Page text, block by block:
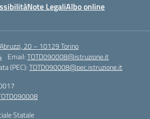
Note LegaliAlbo online
20 – 10129 Torino
Email:TOTD090008@istruzione.it
(PEC):TOTD090008@pec.istruzione.it
Statale